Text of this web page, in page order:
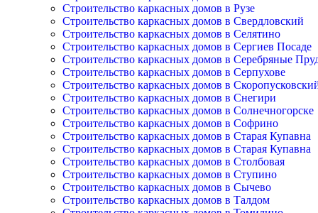
Строительство каркасных домов в Рузе
Строительство каркасных домов в Свердловский
Строительство каркасных домов в Селятино
Строительство каркасных домов в Сергиев Посаде
Строительство каркасных домов в Серебряные
Строительство каркасных домов в Серпухове
Строительство каркасных домов в
Строительство каркасных домов в Снегири
Строительство каркасных домов в Солнечногорске
Строительство каркасных домов в Софрино
Строительство каркасных домов в Старая Купавна
Строительство каркасных домов в Старая Купавна
Строительство каркасных домов в Столбовая
Строительство каркасных домов в Ступино
Строительство каркасных домов в Сычево
Строительство каркасных домов в Талдом